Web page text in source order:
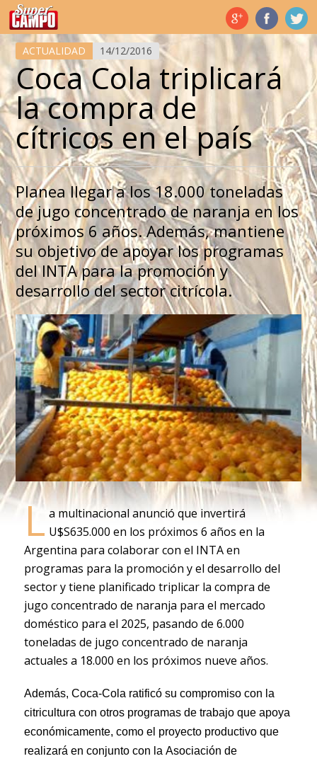
Temas de hoy
ACTUALIDAD 14/12/2016
Coca Cola triplicará
la compra de
cítricos en el país
Planea llegar a los 18.000 toneladas
de jugo concentrado de naranja en los
próximos 6 años. Además, mantiene
su objetivo de apoyar los programas
del INTA para la promoción y
desarrollo del sector citrícola.
L a multinacional anunció que invertirá
U$S635.000 en los próximos 6 años en la
Argentina para colaborar con el INTA en
programas para la promoción y el desarrollo del
sector y tiene planificado triplicar la compra de
jugo concentrado de naranja para el mercado
doméstico para el 2025, pasando de 6.000
toneladas de jugo concentrado de naranja
actuales a 18.000 en los próximos nueve años.
Además, Coca-Cola ratificó su compromiso con la
citricultura con otros programas de trabajo que apoya
económicamente, como el proyecto productivo que
realizará en conjunto con la Asociación de